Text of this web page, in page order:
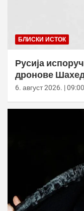
БЛИСКИ ИСТОК
Русија
дронове
базе
6. август 2026. | 09:00